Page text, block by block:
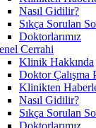
Nasıl Gidilir?
Sıkça Sorulan
Doktorlarımız
Cerrahi
Klinik Hakkında
Doktor Çalışma
Klinikten
Nasıl Gidilir?
Sıkça Sorulan
Doktorlarımız